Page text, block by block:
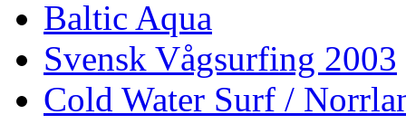
Baltic Aqua
Svensk Vågsurfing 2003
Cold Water Surf /